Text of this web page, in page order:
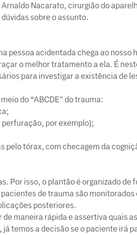
Nacarato, cirurgião do
sobre o assunto.
pessoa acidentada chega ao nosso
o melhor tratamento a ela. É
para investigar a existência de
do “ABCDE" do trauma:
por exemplo);
pelo tórax, com checagem da
Por isso, o plantão é organizado de
de trauma são
posteriores.
maneira rápida e assertiva quais
temos a decisão se o paciente irá